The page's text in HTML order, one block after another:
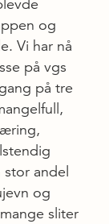
og
Vi har nå
på vgs
på tre
andel
og
sliter